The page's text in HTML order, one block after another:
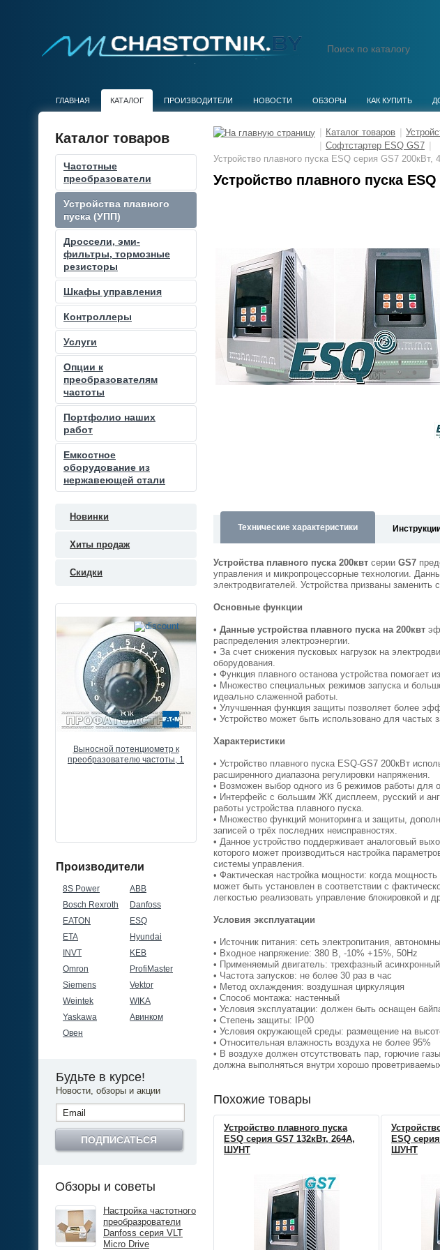
ГЛАВНАЯ КАТАЛОГ ПРОИЗВОДИТЕЛИ НОВОСТИ ОБЗОРЫ КАК КУПИТЬ
Каталог товаров
Частотные
преобразователи
Устройства плавного
пуска (УПП)
Дроссели, эми-
фильтры, тормозные
резисторы
Шкафы управления
Контроллеры
Услуги
Опции к
преобразователям
частоты
Портфолио наших
работ
Емкостное
оборудование из
нержавеющей стали
Новинки
Хиты продаж
Скидки
Выносной потенциометр к
преобразователю частоты, 1
Частотный преобразователь
Danfoss VLT Micro Drive FC51,
22кВт, 43А, 380В, 3ф
Производители
8S Power
ABB
Bosch Rexroth
Danfoss
EATON
ESQ
ETA
Hyundai
INVT
KEB
Omron
ProfiMaster
Siemens
Vektor
Weintek
WIKA
Yaskawa
Авинком
Овен
Будьте в курсе!
Новости, обзоры и акции
ПОДПИСАТЬСЯ
Обзоры и советы
Настройка частотного
преобразрователи
Danfoss серия VLT
Micro Drive
Каталог товаров
Софтстартер ESQ GS7
Устройство плавного пуска ESQ серия GS7
Устройство плавного пуска
Технические характеристики
Устройства плавного пуска 200квт серии GS7
управления и микропроцессорные технологии.
электродвигателей. Устройства призваны заменить
Основные функции
• Данные устройства плавного пуска на 200квт
распределения электроэнергии.
• За счет снижения пусковых нагрузок на
оборудования.
• Функция плавного останова устройства помогает
• Множество специальных режимов запуска и
идеально слаженной работы.
• Улучшенная функция защиты позволяет более
• Устройство может быть использовано для частых
Характеристики
• Устройство плавного пуска ESQ-GS7 200кВт
расширенного диапазона регулировки напряжения.
• Возможен выбор одного из 6 режимов работы для
• Интерфейс с большим ЖК дисплеем, русский и
работы устройства плавного пуска.
• Множество функций мониторинга и защиты,
записей о трёх последних неисправностях.
• Данное устройство поддерживает аналоговый
которого может производиться настройка
системы управления.
• Фактическая настройка мощности: когда
может быть установлен в соответствии с
легкостью реализовать управление блокировкой и
Условия эксплуатации
• Источник питания: сеть электропитания,
• Входное напряжение: 380 В, -10% +15%, 50Hz
• Применяемый двигатель: трехфазный
• Частота запусков: не более 30 раз в час
• Метод охлаждения: воздушная циркуляция
• Способ монтажа: настенный
• Условия эксплуатации: должен быть оснащен
• Степень защиты: IP00
• Условия окружающей среды: размещение на
• Относительная влажность воздуха не более 95%
• В воздухе должен отсутствовать пар, горючие
должна выполняться внутри хорошо
Похожие товары
Устройство плавного пуска
ESQ серия GS7 132кВт, 264А,
ШУНТ
ESQ
ШУНТ